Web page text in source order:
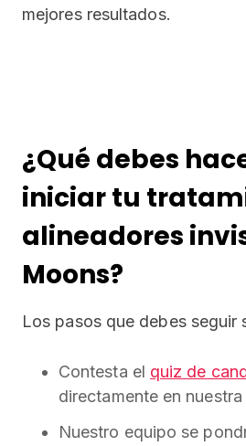
mejores resultados.
¿Qué debes
iniciar tu
alineadores
Moons?
Los pasos que debes seguir
Contesta el quiz de
directamente en nuestra
Nuestro equipo se